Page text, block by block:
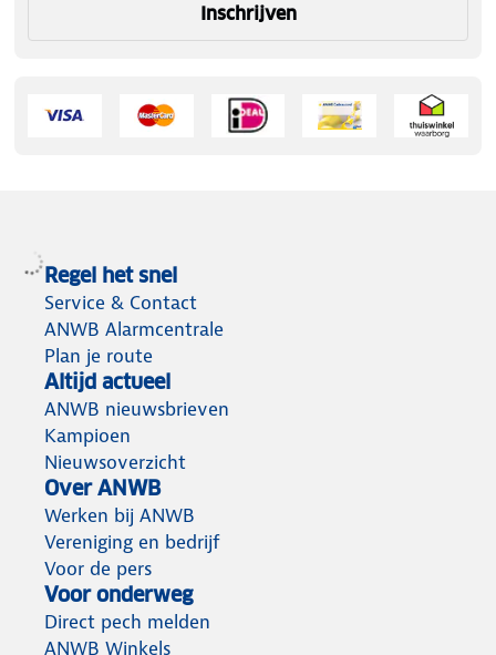
Inschrijven
Regel het snel
Service & Contact
ANWB Alarmcentrale
Plan je route
Altijd actueel
ANWB nieuwsbrieven
Kampioen
Nieuwsoverzicht
Over ANWB
Werken bij ANWB
Vereniging en bedrijf
Voor de pers
Voor onderweg
Direct pech melden
ANWB Winkels